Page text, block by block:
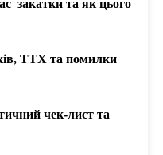
закатки та як цього
ТТХ та помилки
чек-лист та